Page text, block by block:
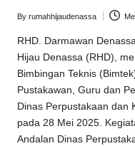
Posted
by
By rumahhijaudenassa
RHD . Darmawan
Hijau Denassa (RHD),
Bimbingan Teknis
Pustakawan, Guru dan
Dinas Perpustakaan dan
pada 28 Mei 2025.
Andalan Dinas